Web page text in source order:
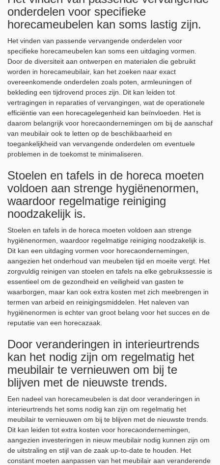
onderdelen voor specifieke
horecameubelen kan soms lastig zijn.
Het vinden van passende vervangende onderdelen voor
specifieke horecameubelen kan soms een uitdaging vormen.
Door de diversiteit aan ontwerpen en materialen die gebruikt
worden in horecameubilair, kan het zoeken naar exact
overeenkomende onderdelen zoals poten, armleuningen of
bekleding een tijdrovend proces zijn. Dit kan leiden tot
vertragingen in reparaties of vervangingen, wat de operationele
efficiëntie van een horecagelegenheid kan beïnvloeden. Het is
daarom belangrijk voor horecaondernemingen om bij de aanschaf
van meubilair ook te letten op de beschikbaarheid en
toegankelijkheid van vervangende onderdelen om eventuele
problemen in de toekomst te minimaliseren.
Stoelen en tafels in de horeca moeten
voldoen aan strenge hygiënenormen,
waardoor regelmatige reiniging
noodzakelijk is.
Stoelen en tafels in de horeca moeten voldoen aan strenge
hygiënenormen, waardoor regelmatige reiniging noodzakelijk is.
Dit kan een uitdaging vormen voor horecaondernemingen,
aangezien het onderhoud van meubelen tijd en moeite vergt. Het
zorgvuldig reinigen van stoelen en tafels na elke gebruikssessie is
essentieel om de gezondheid en veiligheid van gasten te
waarborgen, maar kan ook extra kosten met zich meebrengen in
termen van arbeid en reinigingsmiddelen. Het naleven van
hygiënenormen is echter van groot belang voor het succes en de
reputatie van een horecazaak.
Door veranderingen in interieurtrends
kan het nodig zijn om regelmatig het
meubilair te vernieuwen om bij te
blijven met de nieuwste trends.
Een nadeel van horecameubelen is dat door veranderingen in
interieurtrends het soms nodig kan zijn om regelmatig het
meubilair te vernieuwen om bij te blijven met de nieuwste trends.
Dit kan leiden tot extra kosten voor horecaondernemingen,
aangezien investeringen in nieuw meubilair nodig kunnen zijn om
de uitstraling en stijl van de zaak up-to-date te houden. Het
constant moeten aanpassen van het meubilair aan veranderende